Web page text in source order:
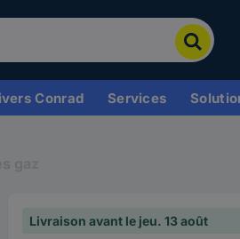
Conrad Services
Livraison avant le jeu. 13 août